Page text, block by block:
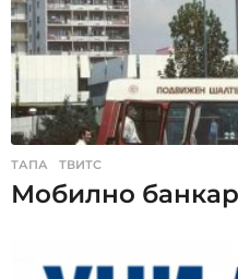
ТАПА ,ТВИТС
Мобилно